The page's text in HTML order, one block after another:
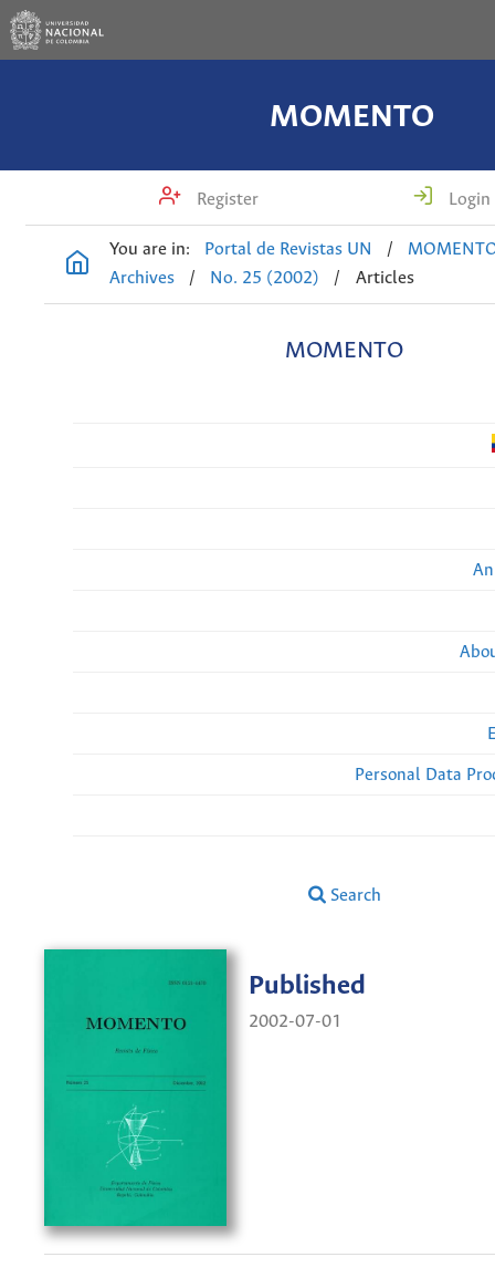
MOMENTO
Register Login
You are in: Portal de Revistas UN /
Archives
/ No. 25 (2002) / Articles
MOMENTO
Personal Data
Search
Published
2002-07-01